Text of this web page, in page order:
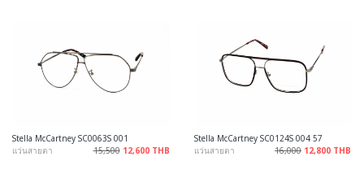
Stella McCartney SC0063S 001
แว่นสายตา
15,500 12,600 THB
Stella McCartney SC0124S 004 57
แว่นสายตา
16,000 12,800 THB